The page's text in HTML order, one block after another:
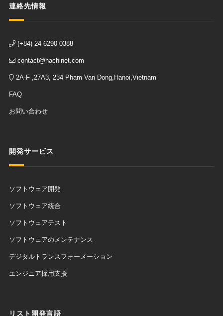
連絡先情報
(+84) 24-6290-0388
contact@hachinet.com
2A-F ,27A3, 234 Pham Van Dong,Hanoi,Vietnam
FAQ
お問い合わせ
開発サービス
ソフトウェア開発
ソフトウェア統合
ソフトウェアテスト
ソフトウェアのメンテナンス
デジタルトランスフォーメーション
エンジニア採用支援
リスト開発言語